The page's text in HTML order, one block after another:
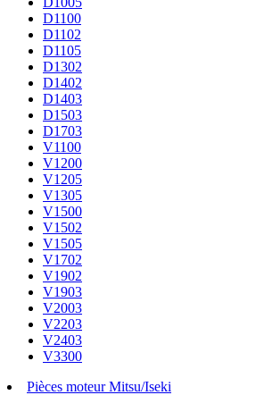
D1100
D1102
D1105
D1302
D1402
D1403
D1503
D1703
V1100
V1200
V1205
V1305
V1500
V1502
V1505
V1702
V1902
V1903
V2003
V2203
V2403
V3300
Pièces moteur Mitsu/Iseki